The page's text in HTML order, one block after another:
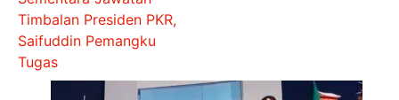
Timbalan Presiden PKR,
Saifuddin Pemangku
Tugas